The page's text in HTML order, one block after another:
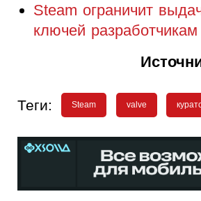
Steam ограничит
ключей разработчикам
Теги: Steam valve